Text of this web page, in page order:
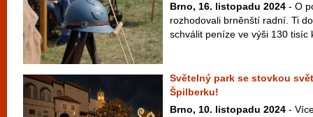
Brno, 16. listopadu 2024 - O
rozhodovali brněnští radní. Ti
schválit peníze ve výši 130 tisíc
Světelný park se stovkou
Špilberku!
Brno, 10. listopadu 2024 -